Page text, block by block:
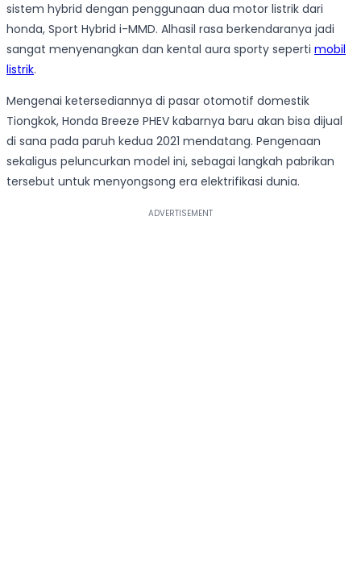
sistem hybrid dengan penggunaan dua motor listrik dari
honda, Sport Hybrid i-MMD. Alhasil rasa berkendaranya jadi
sangat menyenangkan dan kental aura sporty seperti mobil
listrik.
Mengenai ketersediannya di pasar otomotif domestik
Tiongkok, Honda Breeze PHEV kabarnya baru akan bisa dijual
di sana pada paruh kedua 2021 mendatang. Pengenaan
sekaligus peluncurkan model ini, sebagai langkah pabrikan
tersebut untuk menyongsong era elektrifikasi dunia.